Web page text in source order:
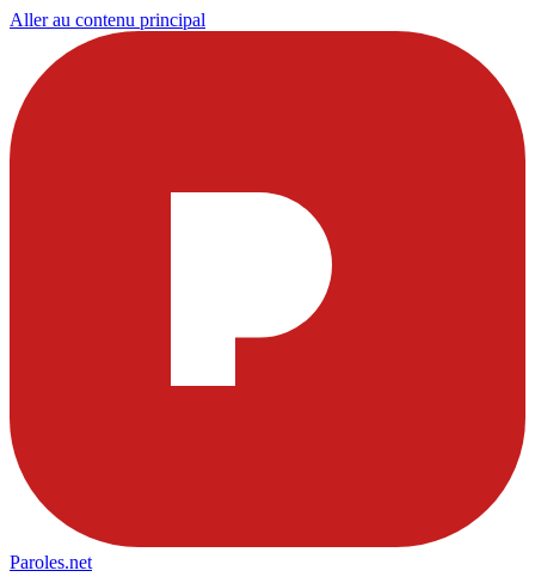
Aller au contenu principal
Paroles.net